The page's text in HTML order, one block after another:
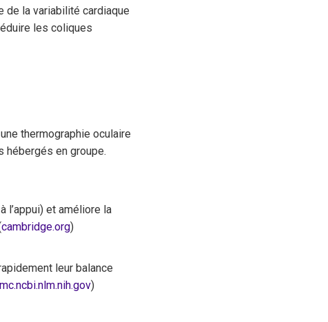
de la variabilité cardiaque
les coliques
thermographie oculaire
hébergés en groupe.
l’appui) et améliore la
cambridge.org)
leur balance
)